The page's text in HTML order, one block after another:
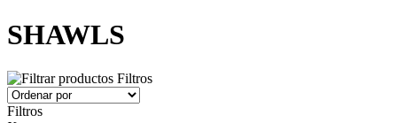
SHAWLS
Filtros
Filtros